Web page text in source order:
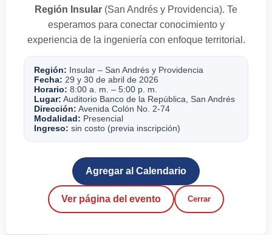
Región Insular (San Andrés y Providencia). Te
esperamos para conectar conocimiento y
experiencia de la ingeniería con enfoque territorial.
Región: Insular – San Andrés y Providencia
Fecha: 29 y 30 de abril de 2026
Horario: 8:00 a. m. – 5:00 p. m.
Lugar: Auditorio Banco de la República, San Andrés
Dirección: Avenida Colón No. 2-74
Modalidad: Presencial
Ingreso: sin costo (previa inscripción)
Agregar al Calendario
Ver página del evento Cerrar